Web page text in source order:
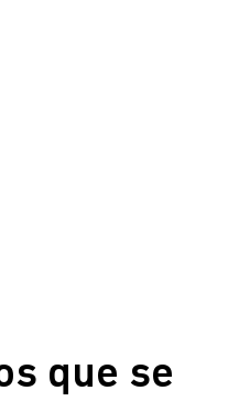
que se